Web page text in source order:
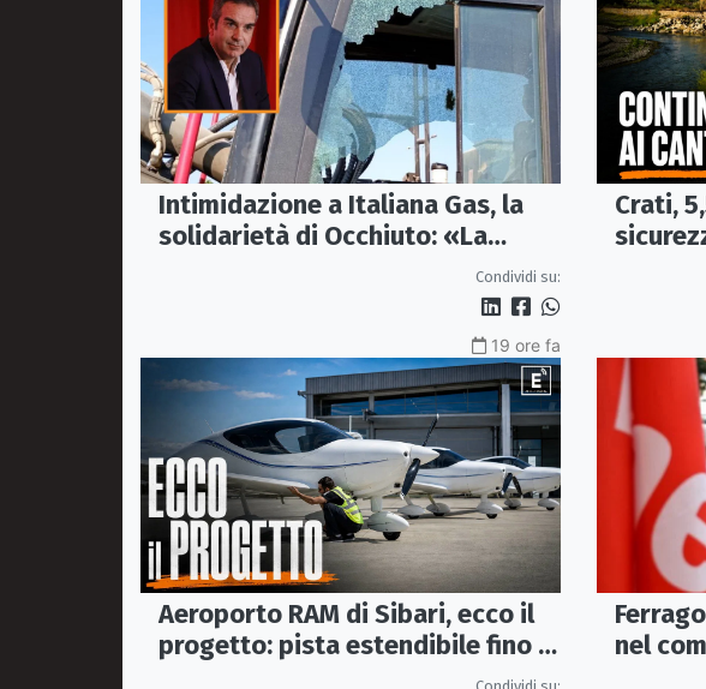
Intimidazione a Italiana Gas, la
solidarietà di Occhiuto: «La
Calabria onesta non arretra»Condividi su:
Crati,
19 ore fa
Aeroporto RAM di Sibari, ecco il
progetto: pista estendibile fino a
2 km e trasporto passeggeri
nel